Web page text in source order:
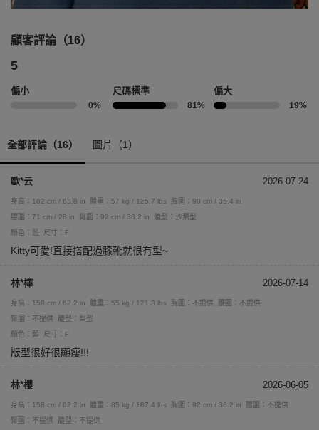
顧客評論（16）
5
偏小
0%
尺碼標準
81%
偏大
19%
全部評論（16） 圖片（1）
歐*云 2026-07-24
身高：162 cm / 63.8 in 體重：57 kg / 125.7 lbs
胸圍：90 cm / 35.4 in
腰圍：71 cm / 28 in
臀圍：92 cm / 36.2 in
體型：沙漏型
顏色：藍
尺寸：F
Kitty可愛!直接搭配過膝靴就很有型~
林*樺 2026-07-14
身高：158 cm / 62.2 in 體重：55 kg / 121.3 lbs 胸圍：不提供
腰圍：不提供
臀圍：不提供
體型：梨型
顏色：藍
尺寸：F
版型很好很顯瘦!!!
林*櫻 2026-06-05
身高：158 cm / 62.2 in 體重：85 kg / 187.4 lbs 胸圍：92 cm / 36.2 in
腰圍：不提供
臀圍：不提供
體型：不提供